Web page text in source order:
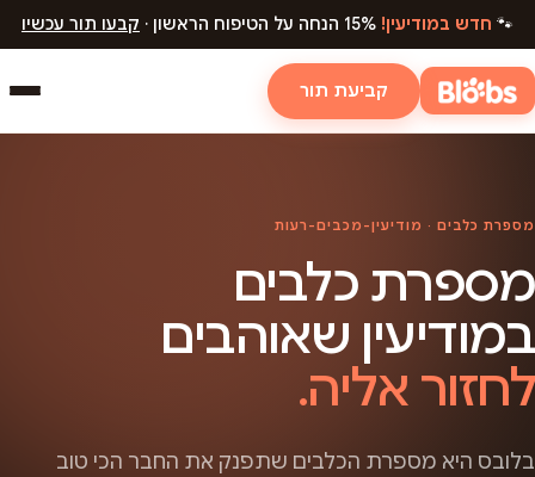
🐾 חדש במודיעין! קבעו תור עכשיו
קביעת תור
מספרת כלבים · מודיעין-מכבים-רעות
מספרת כלבים
במודיעין שאוהבים
לחזור אליה.
בלובס היא מספרת הכלבים שתפנק את החבר הכי טוב